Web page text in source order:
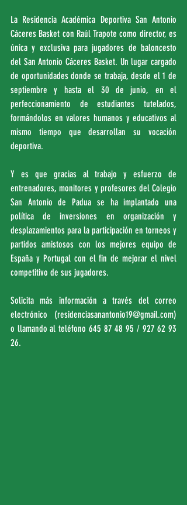
La Residencia Académica Deportiva San Antonio
Cáceres Basket con Raúl Trapote como director, es
única y exclusiva para jugadores de baloncesto
del San Antonio Cáceres Basket. Un lugar cargado
de oportunidades donde se trabaja, desde el 1 de
septiembre y hasta el 30 de junio, en el
perfeccionamiento de estudiantes tutelados,
formándolos en valores humanos y educativos al
mismo tiempo que desarrollan su vocación
deportiva.
Y es que gracias al trabajo y esfuerzo de
entrenadores, monitores y profesores del Colegio
San Antonio de Padua se ha implantado una
política de inversiones en organización y
desplazamientos para la participación en torneos y
partidos amistosos con los mejores equipo de
España y Portugal con el fin de mejorar el nivel
competitivo de sus jugadores.
Solicita más información a través del correo
electrónico (residenciasanantonio19@gmail.com)
o llamando al teléfono 645 87 48 95 / 927 62 93
26.